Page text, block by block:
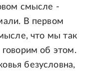
смысле -
В первом
что мы так
говорим об этом.
безусловна,